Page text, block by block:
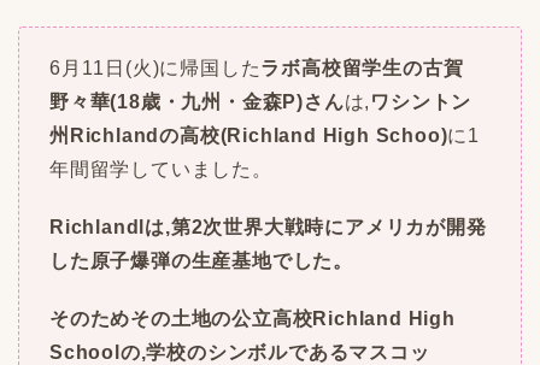
6月11日(火)に帰国したラボ高校留学生の古賀
野々華(18歳・九州・金森P)さんは, ワシントン
州Richlandの高校(Richland High Schoo)に1
年間留学していました。
Richlandlは,第2次世界大戦時にアメリカが開発
した原子爆弾の生産基地でした。
そのためその土地の公立高校Richland High
Schoolの,学校のシンボルであるマスコッ